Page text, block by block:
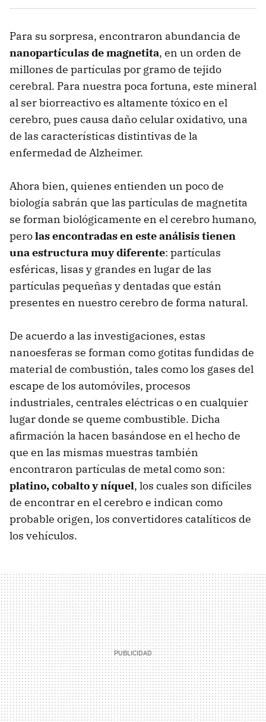
Para su sorpresa, encontraron abundancia de
nanopartículas de magnetita, en un orden de
millones de partículas por gramo de tejido
cerebral. Para nuestra poca fortuna, este mineral
al ser biorreactivo es altamente tóxico en el
cerebro, pues causa daño celular oxidativo, una
de las características distintivas de la
enfermedad de Alzheimer.
Ahora bien, quienes entienden un poco de
biología sabrán que las partículas de magnetita
se forman biológicamente en el cerebro humano,
perolas encontradas en este análisis tienen
una estructura muy diferente: partículas
esféricas, lisas y grandes en lugar de las
partículas pequeñas y dentadas que están
presentes en nuestro cerebro de forma natural.
De acuerdo a las investigaciones, estas
nanoesferas se forman como gotitas fundidas de
material de combustión, tales como los gases del
escape de los automóviles, procesos
industriales, centrales eléctricas o en cualquier
lugar donde se queme combustible. Dicha
afirmación la hacen basándose en el hecho de
que en las mismas muestras también
encontraron partículas de metal como son:
platino, cobalto y níquel, los cuales son difíciles
de encontrar en el cerebro e indican como
probable origen, los convertidores catalíticos de
los vehículos.